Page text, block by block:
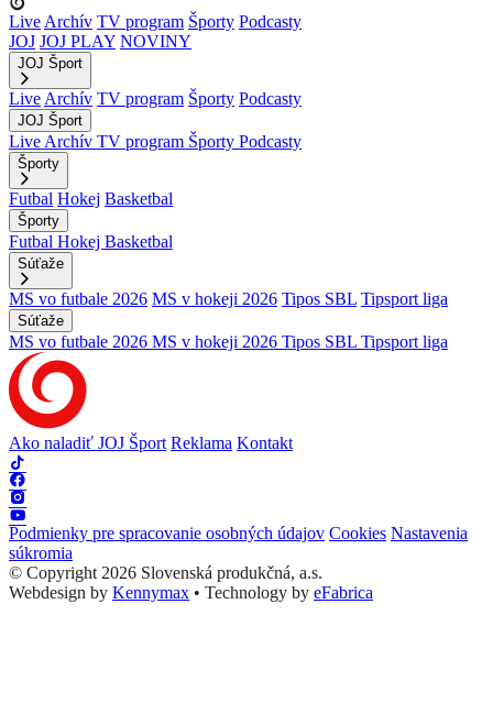
Live Archív TV program Športy Podcasty
JOJ JOJ PLAY NOVINY
JOJ Šport
Live Archív TV program Športy Podcasty
JOJ Šport
Live Archív TV program Športy Podcasty
Športy
Futbal Hokej Basketbal
Športy
Futbal Hokej Basketbal
Súťaže
MS vo futbale 2026 MS v hokeji 2026 Tipos SBL Tipsport liga
Súťaže
MS vo futbale 2026 MS v hokeji 2026 Tipos SBL Tipsport liga
Ako naladiť JOJ Šport Reklama Kontakt
Podmienky pre spracovanie osobných údajov Cookies Nastavenia
súkromia
© Copyright 2026 Slovenská produkčná, a.s.
Webdesign by Kennymax • Technology by eFabrica